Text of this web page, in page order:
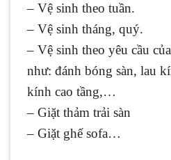
– Vệ sinh theo tuần.
– Vệ sinh tháng, quý.
– Vệ sinh theo yêu cầu
như: đánh bóng sàn, lau
kính cao tầng,…
– Giặt thảm trải sàn
– Giặt ghế sofa…